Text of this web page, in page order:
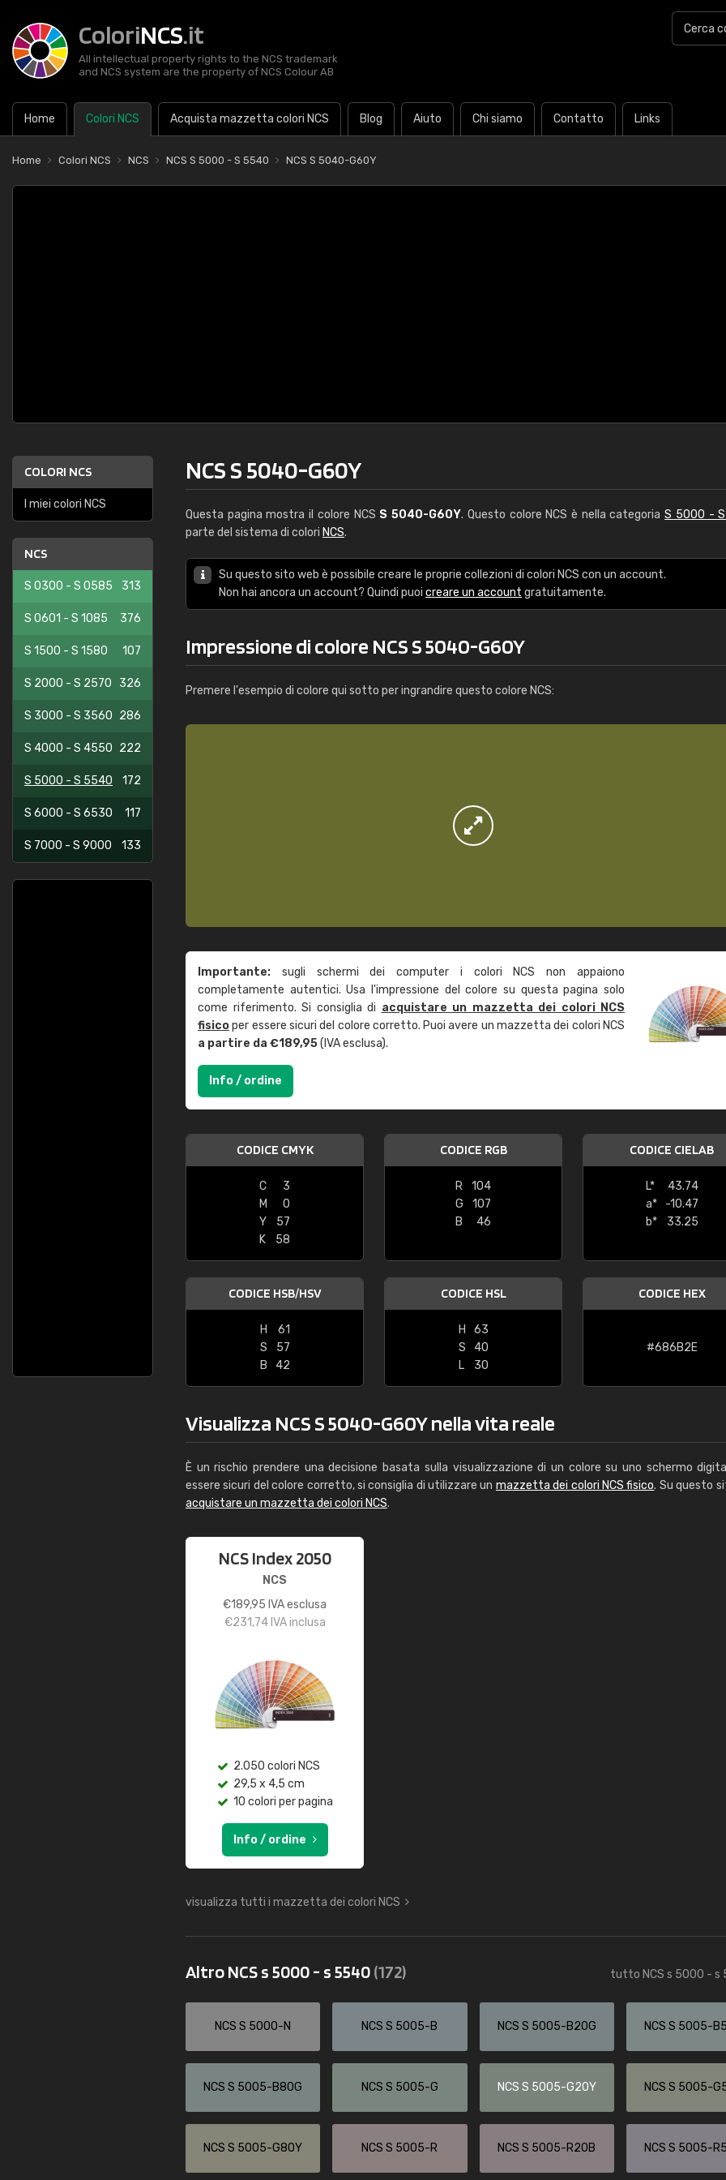
ColoriNCS.it
All intellectual property rights to the NCS trademark
and NCS system are the property of NCS Colour AB
Home Colori NCS Acquista mazzetta colori NCS Blog Aiuto Chi siamo Contatto Links
Home Colori NCS NCS NCS S 5000 - S 5540 NCS S 5040-G60Y
COLORI NCS
I miei colori NCS
NCS
S 0300 - S 0585 313
S 0601 - S 1085 376
S 1500 - S 1580 107
S 2000 - S 2570 326
S 3000 - S 3560 286
S 4000 - S 4550 222
S 5000 - S 5540 172
S 6000 - S 6530 117
S 7000 - S 9000 133
NCS S 5040-G60Y
Questa pagina mostra il colore NCS S 5040-G60Y. Questo colore NCS è nella categoriaS 5000 -
parte del sistema di colori NCS.
Su questo sito web è possibile creare le proprie collezioni di colori NCS con un account.
Non hai ancora un account? Quindi puoi creare un account gratuitamente.
Impressione di colore NCS S 5040-G60Y
Premere l'esempio di colore qui sotto per ingrandire questo colore NCS:
Importante: sugli schermi dei computer i colori NCS non appaiono
completamente autentici. Usa l'impressione del colore su questa pagina solo
come riferimento. Si consiglia di acquistare un mazzetta dei colori NCS
fisicoper essere sicuri del colore corretto. Puoi avere un mazzetta dei colori NCS
a partire da €189,95(IVA esclusa).
Info / ordine
CODICE CMYK
C
3
M
0
Y
57
K
58
CODICE RGB
R
104
G
107
B
46
CODICE CIELAB
L*
43.74
a*
-10.47
b*
33.25
CODICE HSB/HSV
H
61
S
57
B
42
CODICE HSL
H
63
S
40
L
30
CODICE HEX
#686B2E
Visualizza NCS S 5040-G60Y nella vita reale
È un rischio prendere una decisione basata sulla visualizzazione di un colore su uno schermo
essere sicuri del colore corretto, si consiglia di utilizzare un mazzetta dei colori NCS fisico. Su questo
acquistare un mazzetta dei colori NCS.
NCS Index 2050
NCS
€189,95 IVA esclusa
€231,74IVA inclusa
2.050 colori NCS
29,5 x 4,5 cm
10 colori per pagina
Info / ordine
visualizza tutti i mazzetta dei colori NCS
Altro NCS s 5000 - s 5540(172) tutto NCS s 5000 - s
NCS S 5000-N NCS S 5005-B NCS S 5005-B20G NCS S 5005-
NCS S 5005-B80G NCS S 5005-G NCS S 5005-G20Y NCS S 5005-
NCS S 5005-G80Y NCS S 5005-R NCS S 5005-R20B NCS S 5005-
"buon servizio"